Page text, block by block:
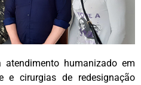
humanizado em
e cirurgias de redesignação